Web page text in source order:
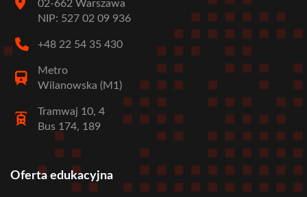
02-662 Warszawa
NIP: 527 02 09 936
+48 22 54 35 430
Metro
Wilanowska (M1)
Tramwaj 10, 4
Bus 174, 189
Stopka
Oferta edukacyjna